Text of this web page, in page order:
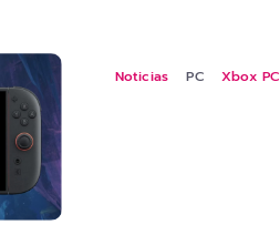
Noticias PC Xbox PC